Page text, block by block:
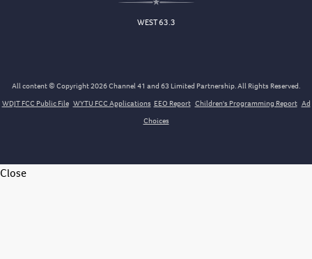
WEST 63.3
All content © Copyright 2026 Channel 41 and 63 Limited Partnership. All Rights Reserved.
WDJT FCC Public File WYTU FCC Applications EEO Report Children's Programming Report Ad
Choices
Close